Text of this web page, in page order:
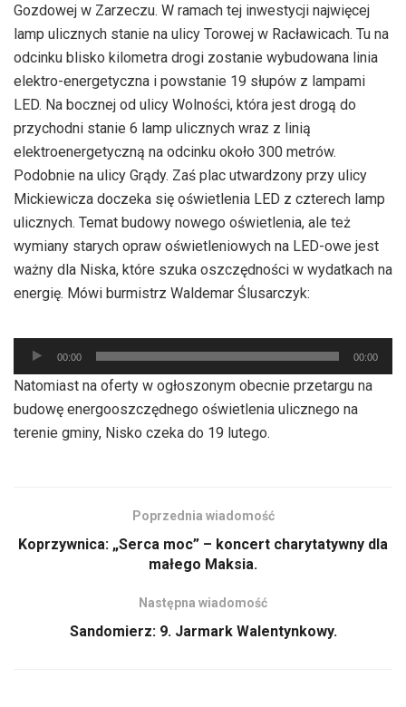
Gozdowej w Zarzeczu. W ramach tej inwestycji najwięcej
lamp ulicznych stanie na ulicy Torowej w Racławicach. Tu na
odcinku blisko kilometra drogi zostanie wybudowana linia
elektro-energetyczna i powstanie 19 słupów z lampami
LED. Na bocznej od ulicy Wolności, która jest drogą do
przychodni stanie 6 lamp ulicznych wraz z linią
elektroenergetyczną na odcinku około 300 metrów.
Podobnie na ulicy Grądy. Zaś plac utwardzony przy ulicy
Mickiewicza doczeka się oświetlenia LED z czterech lamp
ulicznych. Temat budowy nowego oświetlenia, ale też
wymiany starych opraw oświetleniowych na LED-owe jest
ważny dla Niska, które szuka oszczędności w wydatkach na
energię. Mówi burmistrz Waldemar Ślusarczyk:
Odtwarzacz
plików
dźwiękowych
00:00 00:00
Natomiast na oferty w ogłoszonym obecnie przetargu na
budowę energooszczędnego oświetlenia ulicznego na
terenie gminy, Nisko czeka do 19 lutego.
Poprzednia wiadomość
Koprzywnica: „Serca moc” – koncert charytatywny dla
małego Maksia.
Następna wiadomość
Sandomierz: 9. Jarmark Walentynkowy.